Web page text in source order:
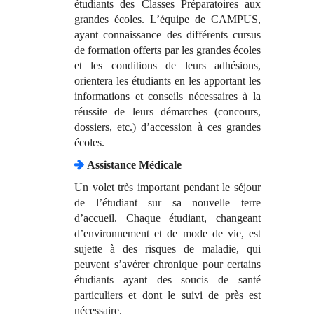
étudiants des Classes Préparatoires aux
grandes écoles. L’équipe de CAMPUS,
ayant connaissance des différents cursus
de formation offerts par les grandes écoles
et les conditions de leurs adhésions,
orientera les étudiants en les apportant les
informations et conseils nécessaires à la
réussite de leurs démarches (concours,
dossiers, etc.) d’accession à ces grandes
écoles.
Assistance Médicale
Un volet très important pendant le séjour
de l’étudiant sur sa nouvelle terre
d’accueil. Chaque étudiant, changeant
d’environnement et de mode de vie, est
sujette à des risques de maladie, qui
peuvent s’avérer chronique pour certains
étudiants ayant des soucis de santé
particuliers et dont le suivi de près est
nécessaire.